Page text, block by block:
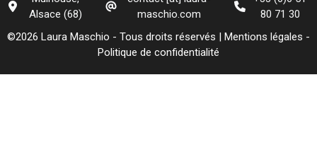
Alsace (68)
maschio.com
80 71 30
©2026 Laura Maschio - Tous droits réservés | Mentions légales -
Politique de confidentialité